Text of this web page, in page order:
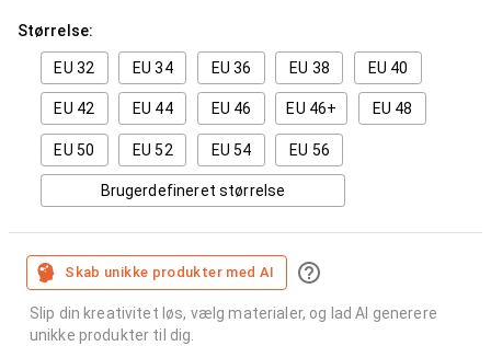
Størrelse:
EU 32 EU 34 EU 36 EU 38 EU 40
EU 42 EU 44 EU 46 EU 46+ EU 48
EU 50 EU 52 EU 54 EU 56
Brugerdefineret størrelse
Skab unikke produkter med AI
Slip din kreativitet løs, vælg materialer, og lad AI generere
unikke produkter til dig.